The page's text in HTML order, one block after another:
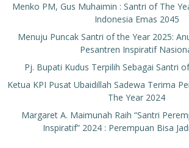
Menko PM, Gus Muhaimin : Santri of The
Indonesia Emas 2045
Menuju Puncak Santri of the Year 2025:
Pesantren Inspiratif
Pj. Bupati Kudus Terpilih Sebagai Santri
Ketua KPI Pusat Ubaidillah Sadewa Terima
The Year 2024
Margaret A. Maimunah Raih “Santri
Inspiratif” 2024 : Perempuan Bisa